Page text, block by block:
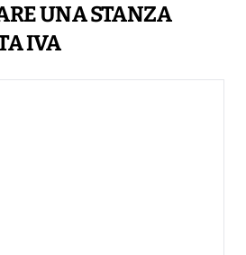
UNA STANZA
IVA